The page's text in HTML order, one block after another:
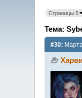
Страницы 5
Тема:
#30: